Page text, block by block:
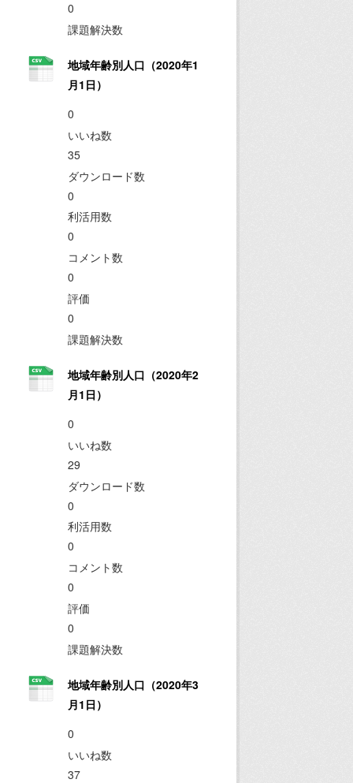
0
課題解決数
地域年齢別人口（2020年1
月1日）
0
いいね数
35
ダウンロード数
0
利活用数
0
コメント数
0
評価
0
課題解決数
地域年齢別人口（2020年2
月1日）
0
いいね数
29
ダウンロード数
0
利活用数
0
コメント数
0
評価
0
課題解決数
地域年齢別人口（2020年3
月1日）
0
いいね数
37